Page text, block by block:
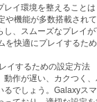
イ環境を整えること
や機能が多数搭載され
、スムーズなプレイ
を快適にプレイするた
イするための設定方法
作が遅い、カクつく
でしょう。Galaxyス